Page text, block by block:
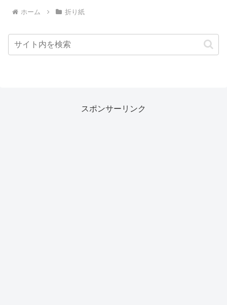
ホーム 折り紙
スポンサーリンク